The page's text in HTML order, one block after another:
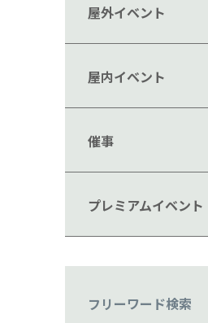
屋外イベント
屋内イベント
催事
プレミアムイベント
フリーワード検索